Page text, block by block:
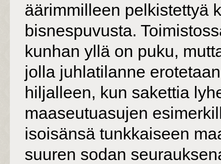
äärimmilleen pelkistettyä
bisnespuvusta.
kunhan yllä on puku,
jolla juhlatilanne
hiljalleen, kun sakettia
maaseutuasujen
isoisänsä tunkkaiseen
suuren sodan